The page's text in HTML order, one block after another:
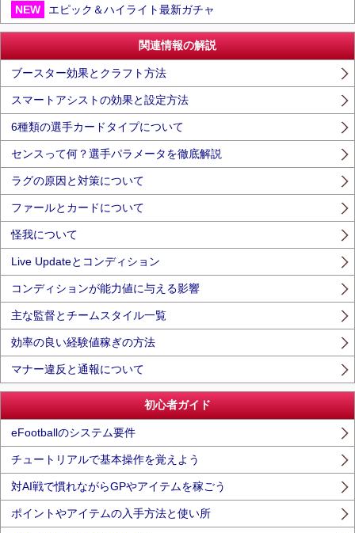
NEW エピック＆ハイライト最新ガチャ
関連情報の解説
ブースター効果とクラフト方法
スマートアシストの効果と設定方法
6種類の選手カードタイプについて
センスって何？選手パラメータを徹底解説
ラグの原因と対策について
ファールとカードについて
怪我について
Live Updateとコンディション
コンディションが能力値に与える影響
主な監督とチームスタイル一覧
効率の良い経験値稼ぎの方法
マナー違反と通報について
初心者ガイド
eFootballのシステム要件
チュートリアルで基本操作を覚えよう
対AI戦で慣れながらGPやアイテムを稼ごう
ポイントやアイテムの入手方法と使い所